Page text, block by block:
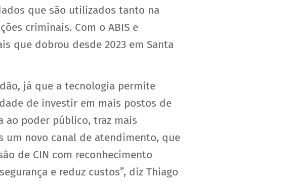
que são utilizados tanto na
criminais. Com o ABIS e
que dobrou desde 2023 em Santa
já que a tecnologia permite
de investir em mais postos de
ao poder público, traz mais
um novo canal de atendimento, que
de CIN com reconhecimento
e reduz custos”, diz Thiago